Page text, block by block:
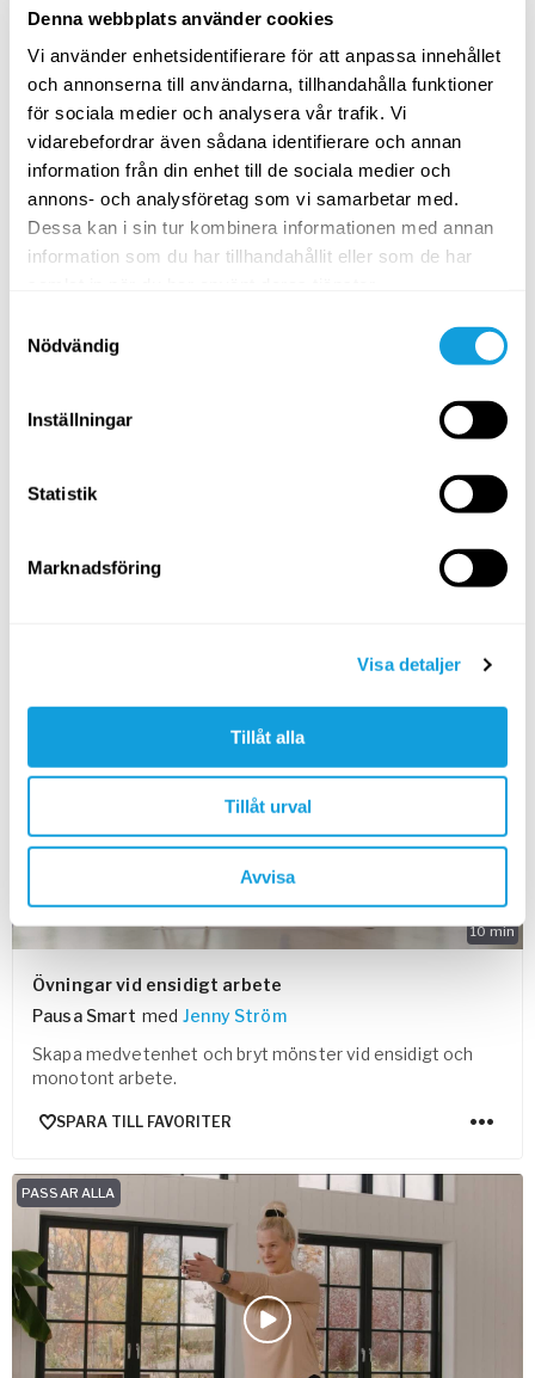
Denna webbplats använder cookies
Vi använder enhetsidentifierare för att anpassa innehållet
och annonserna till användarna, tillhandahålla funktioner
för sociala medier och analysera vår trafik. Vi
vidarebefordrar även sådana identifierare och annan
information från din enhet till de sociala medier och
annons- och analysföretag som vi samarbetar med.
Dessa kan i sin tur kombinera informationen med annan
information som du har tillhandahållit eller som de har
Nödvändig
Inställningar
Statistik
Marknadsföring
Visa detaljer
Tillåt alla
Tillåt urval
Avvisa
En kort paus för att lindra stress, otillräcklighet och
känslan av att inte hinna med.
SPARA TILL FAVORITER
min
PASSAR ALLA
Pausa Smart
massera, trycka och stryka på kroppen.
10min
Övningar vid ensidigt arbete
Pausa Smart med Jenny Ström
Skapa medvetenhet och bryt mönster vid ensidigt och
monotont arbete.
SPARA TILL FAVORITER
PASSAR ALLA